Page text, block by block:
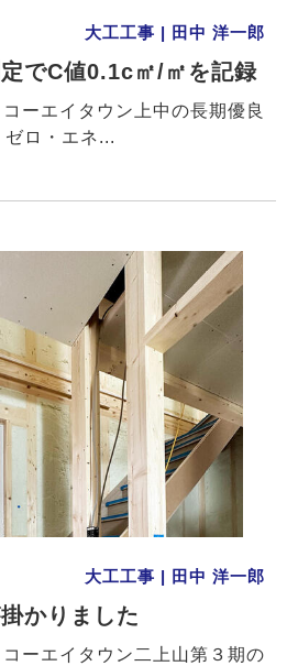
大工工事 | 田中 洋一郎
定でC値0.1c㎡/㎡を記録
ーエイタウン上中の長期優良
ロ・エネ...
大工工事 | 田中 洋一郎
かりました
ーエイタウン二上山第３期の